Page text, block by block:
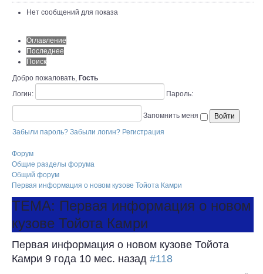
Нет сообщений для показа
Оглавление
Последнее
Поиск
Добро пожаловать, Гость
Логин:
Пароль:
Запомнить меня
Забыли пароль? Забыли логин? Регистрация
Форум
Общие разделы форума
Общий форум
Первая информация о новом кузове Тойота Камри
ТЕМА: Первая информация о новом
кузове Тойота Камри
Первая информация о новом кузове Тойота
Камри 9 года 10 мес. назад #118